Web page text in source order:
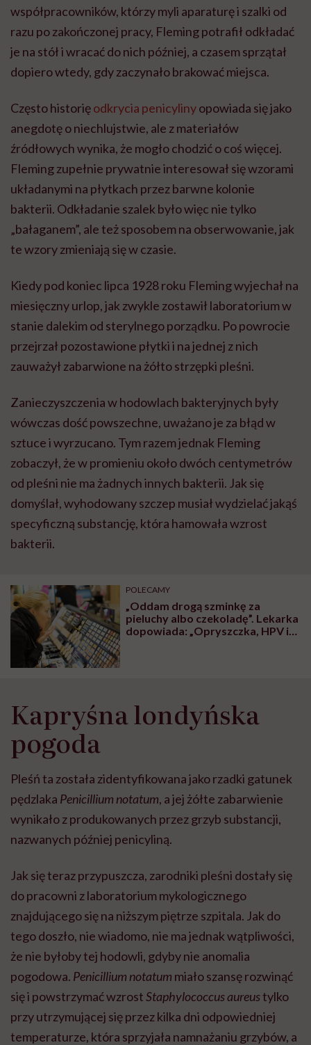
współpracowników, którzy myli aparaturę i szalki od
razu po zakończonej pracy, Fleming potrafił odkładać
je na stół i wracać do nich później, a czasem sprzątał
dopiero wtedy, gdy zaczynało brakować miejsca.
Często historięodkrycia penicylinyopowiada się jako
anegdotę o niechlujstwie, ale z materiałów
źródłowych wynika, że mogło chodzić o coś więcej.
Fleming zupełnie prywatnie interesował się wzorami
układanymi na płytkach przez barwne kolonie
bakterii. Odkładanie szalek było więc nie tylko
„bałaganem”, ale też sposobem na obserwowanie, jak
te wzory zmieniają się w czasie.
Kiedy pod koniec lipca 1928 roku Fleming wyjechał na
miesięczny urlop, jak zwykle zostawił laboratorium w
stanie dalekim od sterylnego porządku. Po powrocie
przejrzał pozostawione płytki i na jednej z nich
zauważył zabarwione na żółto strzępki pleśni.
Zanieczyszczenia w hodowlach bakteryjnych były
wówczas dość powszechne, uważano je za błąd w
sztuce i wyrzucano. Tym razem jednak Fleming
zobaczył, że w promieniu około dwóch centymetrów
od pleśni nie ma żadnych innych bakterii. Jak się
domyślał, wyhodowany szczep musiał wydzielać jakąś
specyficzną substancję, która hamowała wzrost
bakterii.
POLECAMY
„Oddam drogą szminkę za
pieluchy albo czekoladę”. Lekarka
dopowiada: „Opryszczka, HPV i
Kapryśna londyńska
pogoda
Pleśń ta została zidentyfikowana jako rzadki gatunek
pędzlaka Penicillium notatum, a jej żółte zabarwienie
wynikało z produkowanych przez grzyb substancji,
nazwanych później penicyliną.
Jak się teraz przypuszcza, zarodniki pleśni dostały się
do pracowni z laboratorium mykologicznego
znajdującego się na niższym piętrze szpitala. Jak do
tego doszło, nie wiadomo, nie ma jednak wątpliwości,
że nie byłoby tej hodowli, gdyby nie anomalia
pogodowa. Penicillium notatum miało szansę rozwinąć
się i powstrzymać wzrostStaphylococcus aureustylko
przy utrzymującej się przez kilka dni odpowiedniej
temperaturze, która sprzyjała namnażaniu grzybów, a